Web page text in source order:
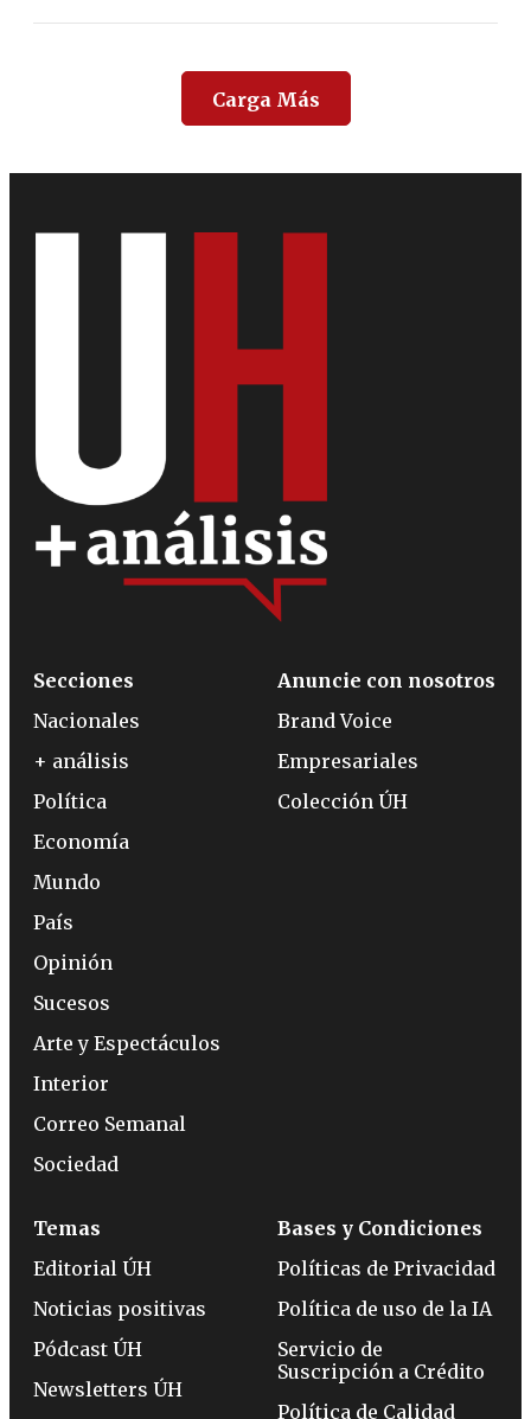
Carga Más
Secciones
Nacionales
+ análisis
Política
Economía
Mundo
País
Opinión
Sucesos
Arte y Espectáculos
Interior
Correo Semanal
Sociedad
Anuncie con nosotros
Brand Voice
Empresariales
Colección ÚH
Temas
Editorial ÚH
Noticias positivas
Pódcast ÚH
Newsletters ÚH
Bases y Condiciones
Políticas de Privacidad
Política de uso de la IA
Servicio de
Suscripción a Crédito
Política de Calidad